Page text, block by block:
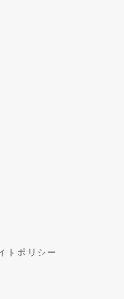
トポリシー